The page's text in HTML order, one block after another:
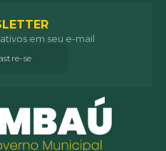
em seu e-mail
se